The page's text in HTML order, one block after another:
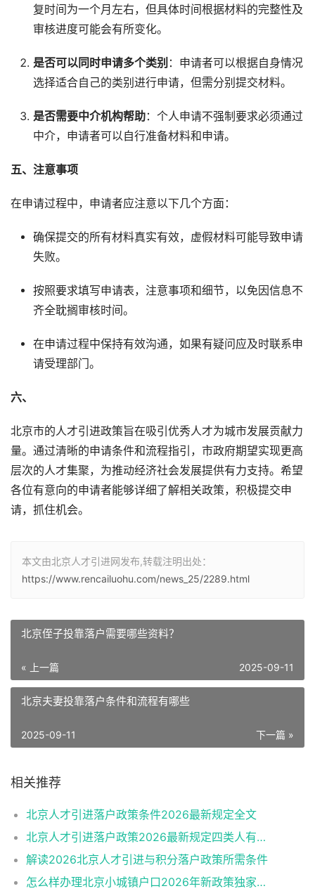
复时间为一个月左右，但具体时间根据材料的完整性及
审核进度可能会有所变化。
是否可以同时申请多个类别 ：申请者可以根据自身情况
选择适合自己的类别进行申请，但需分别提交材料。
是否需要中介机构帮助：个人申请不强制要求必须通过
中介，申请者可以自行准备材料和申请。
五、注意事项
在申请过程中，申请者应注意以下几个方面：
确保提交的所有材料真实有效，虚假材料可能导致申请
失败。
按照要求填写申请表，注意事项和细节，以免因信息不
齐全耽搁审核时间。
在申请过程中保持有效沟通，如果有疑问应及时联系申
请受理部门。
六、
北京市的人才引进政策旨在吸引优秀人才为城市发展贡献力
量。通过清晰的申请条件和流程指引，市政府期望实现更高
层次的人才集聚，为推动经济社会发展提供有力支持。希望
各位有意向的申请者能够详细了解相关政策，积极提交申
请，抓住机会。
本文由北京人才引进网发布,转载注明出处：
https://www.rencailuohu.com/news_25/2289.html
北京侄子投靠落户需要哪些资料？
« 上一篇 2025-09-11
北京夫妻投靠落户条件和流程有哪些
下一篇 »
2025-09-11
相关推荐
北京人才引进落户政策条件2026最新规定全文
北京人才引进落户政策2026最新规定四类人有资格
解读2026北京人才引进与积分落户政策所需条件
怎么样办理北京小城镇户口2026年新政策独家解读